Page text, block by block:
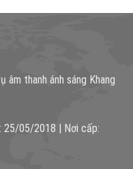
thanh ánh sáng Khang
25/05/2018 | Nơi cấp: